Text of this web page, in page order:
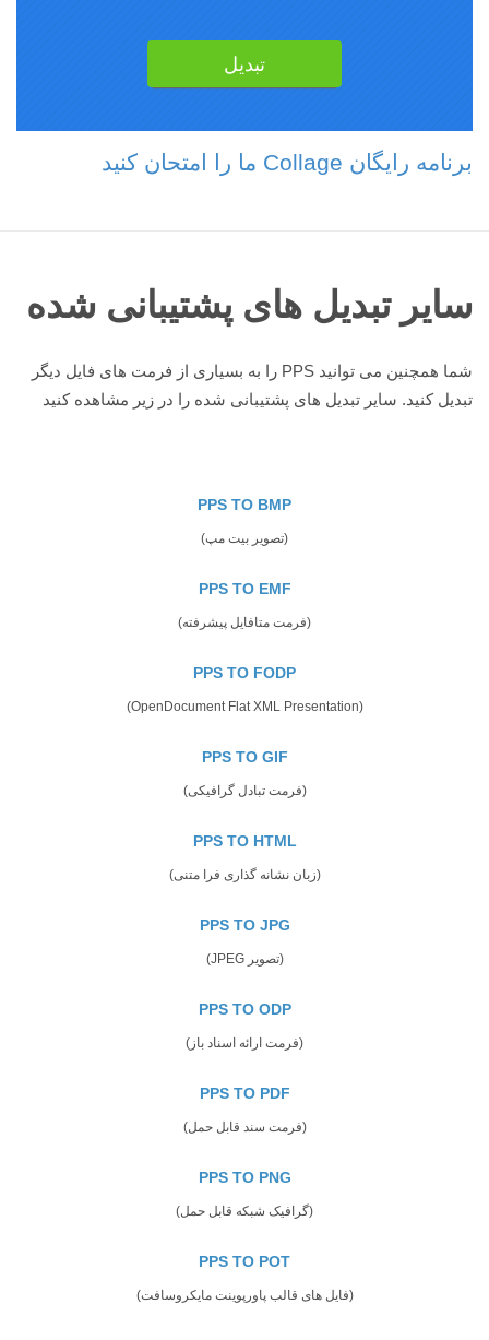
برنامه رایگان Collage ما را امتحان کنید
سایر تبدیل های پشتیبانی شده
شما همچنین می توانید PPS را به بسیاری از فرمت های فایل دیگر
تبدیل کنید. سایر تبدیل های پشتیبانی شده را در زیر مشاهده کنید
PPS TO BMP
(تصویر بیت مپ)
PPS TO EMF
(فرمت متافایل پیشرفته)
PPS TO FODP
(OpenDocument Flat XML Presentation)
PPS TO GIF
(فرمت تبادل گرافیکی)
PPS TO HTML
(زبان نشانه گذاری فرا متنی)
PPS TO JPG
(تصویر JPEG)
PPS TO ODP
(فرمت ارائه اسناد باز)
PPS TO PDF
(فرمت سند قابل حمل)
PPS TO PNG
(گرافیک شبکه قابل حمل)
PPS TO POT
(فایل های قالب پاورپوینت مایکروسافت)